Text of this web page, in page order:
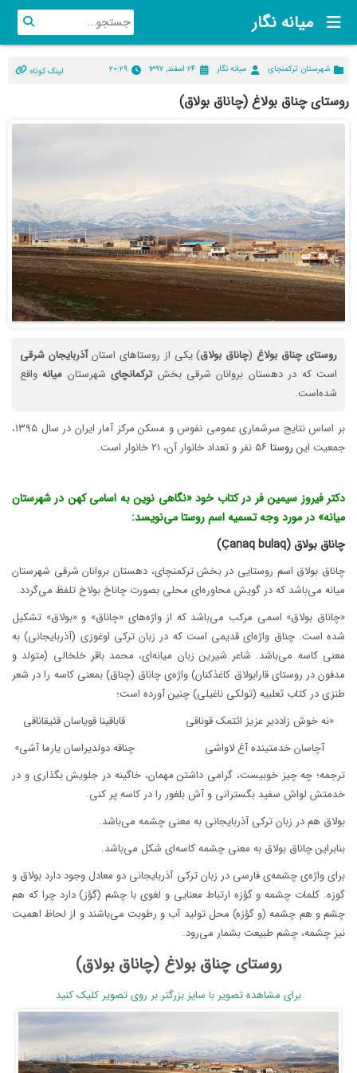
میانه نگار
شهرستان ترکمنچای میانه نگار ۲۴ اسفند, ۱۳۹۷ ۲۰:۲۹ لینک کوتاه
روستای چناق بولاغ (چاناق بولاق)
روستای چناق بولاغ (چاناق بولاق) یکی از روستاهای استانآذربایجان شرقی
است که در دهستان بروانان شرقی بخشترکمانچایشهرستان میانهواقع
شده‌است.
بر اساس نتایج سرشماری عمومی نفوس و مسکن مرکز آمار ایران در سال ۱۳۹۵،
جمعیت این روستا
دکتر فیروز سیمین فر در کتاب خود «نگاهی نوین به اسامی کهن در شهرستان
میانه» در مورد وجه تسمیه اسم روستا می‌نویسد:
چاناق بولاق (
Çanaq bulaq)
چاناق بولاق اسم روستایی در بخش ترکمنچای، دهستان بروانان شرقی شهرستان
میانه می‌باشد که در گویش محاوره‌ای محلی بصورت چاناخ بولاخ تلفظ می‌گردد.
«چاناق بولاق» اسمی مرکب می‌باشد که از واژه‌های «چاناق» و «بولاق» تشکیل
شده است. چناق واژه‌ای قدیمی است که در زبان ترکی اوغوزی (آذربایجانی) به
معنی کاسه می‌باشد. شاعر شیرین زبان میانه‌ای، محمد باقر خلخالی (متولد و
مدفون در روستای قارابولاق کاغذکنان) واژه‌ی چاناق (چناق) بمعنی کاسه را در شعر
طنزی در کتاب ثعلبیه (تولکی ناغیلی) چنین آورده است؛
«نه خوش زاددیر عزیز ائتمک قوناقی قاباقینا قویاسان قئیقاناقی
آچاسان خدمتینده آغ لاواشى چناقه دولدیراسان یارما آشی»
ترجمه؛ چه چیز خوبیست، گرامی داشتن مهمان، خاگینه در جلویش بگذاری و در
خدمتش لواش سفید بگسترانی و آش بلغور را در کاسه پر کنی.
بولاق هم در زبان ترکی آذربایجانی به معنی چشمه می‌باشد.
بنابراین چاناق بولاق به معنی چشمه کاسه‌ای شکل می‌باشد.
برای واژه‌ی چشمه‌ی فارسی در زبان ترکی آذربایجانی دو معادل وجود دارد بولاق و
گوزه. کلمات چشمه و گؤزه ارتباط معنایی و لغوی با چشم (گؤز) دارد چرا که هم
چشم و هم چشمه (و گؤزه) محل تولید آب و رطوبت می‌باشند و از لحاظ اهمیت
نیز چشمه، چشم طبیعت بشمار می‌رود.
روستای چناق بولاغ (چاناق بولاق)
برای مشاهده تصویر با سایز بزرگتر بر روی تصویر کلیک کنید